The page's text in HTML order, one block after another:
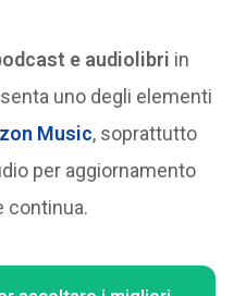
e audiolibri in
uno degli elementi
Music, soprattutto
per aggiornamento
continua.